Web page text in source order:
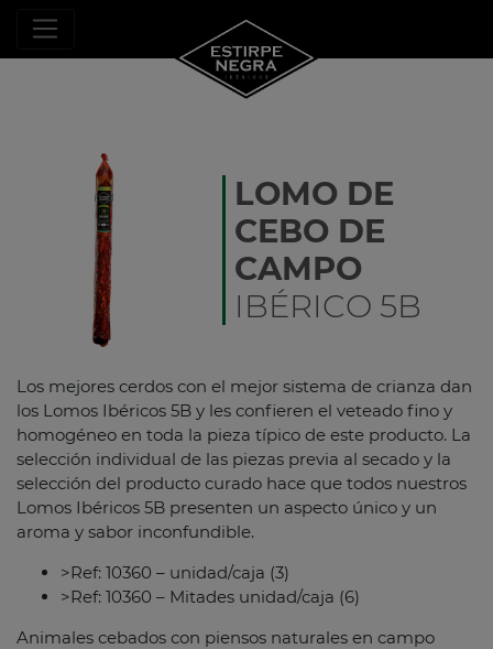
LOMO DE
CEBO DE
CAMPO
IBÉRICO 5B
Los mejores cerdos con el mejor sistema de crianza dan
los Lomos Ibéricos 5B y les confieren el veteado fino y
homogéneo en toda la pieza típico de este producto. La
selección individual de las piezas previa al secado y la
selección del producto curado hace que todos nuestros
Lomos Ibéricos 5B presenten un aspecto único y un
aroma y sabor inconfundible.
>Ref: 10360 – unidad/caja (3)
>Ref: 10360 – Mitades unidad/caja (6)
Animales cebados con piensos naturales en campo